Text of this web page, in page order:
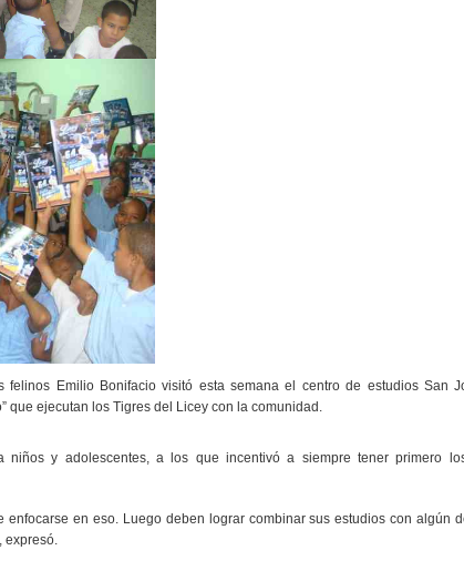
felinos Emilio Bonifacio visitó esta semana el centro de estudios San
que ejecutan los Tigres del Licey con la comunidad.
niños y adolescentes, a los que incentivó a siempre tener primero
enfocarse en eso. Luego deben lograr combinar sus estudios con algún
expresó.